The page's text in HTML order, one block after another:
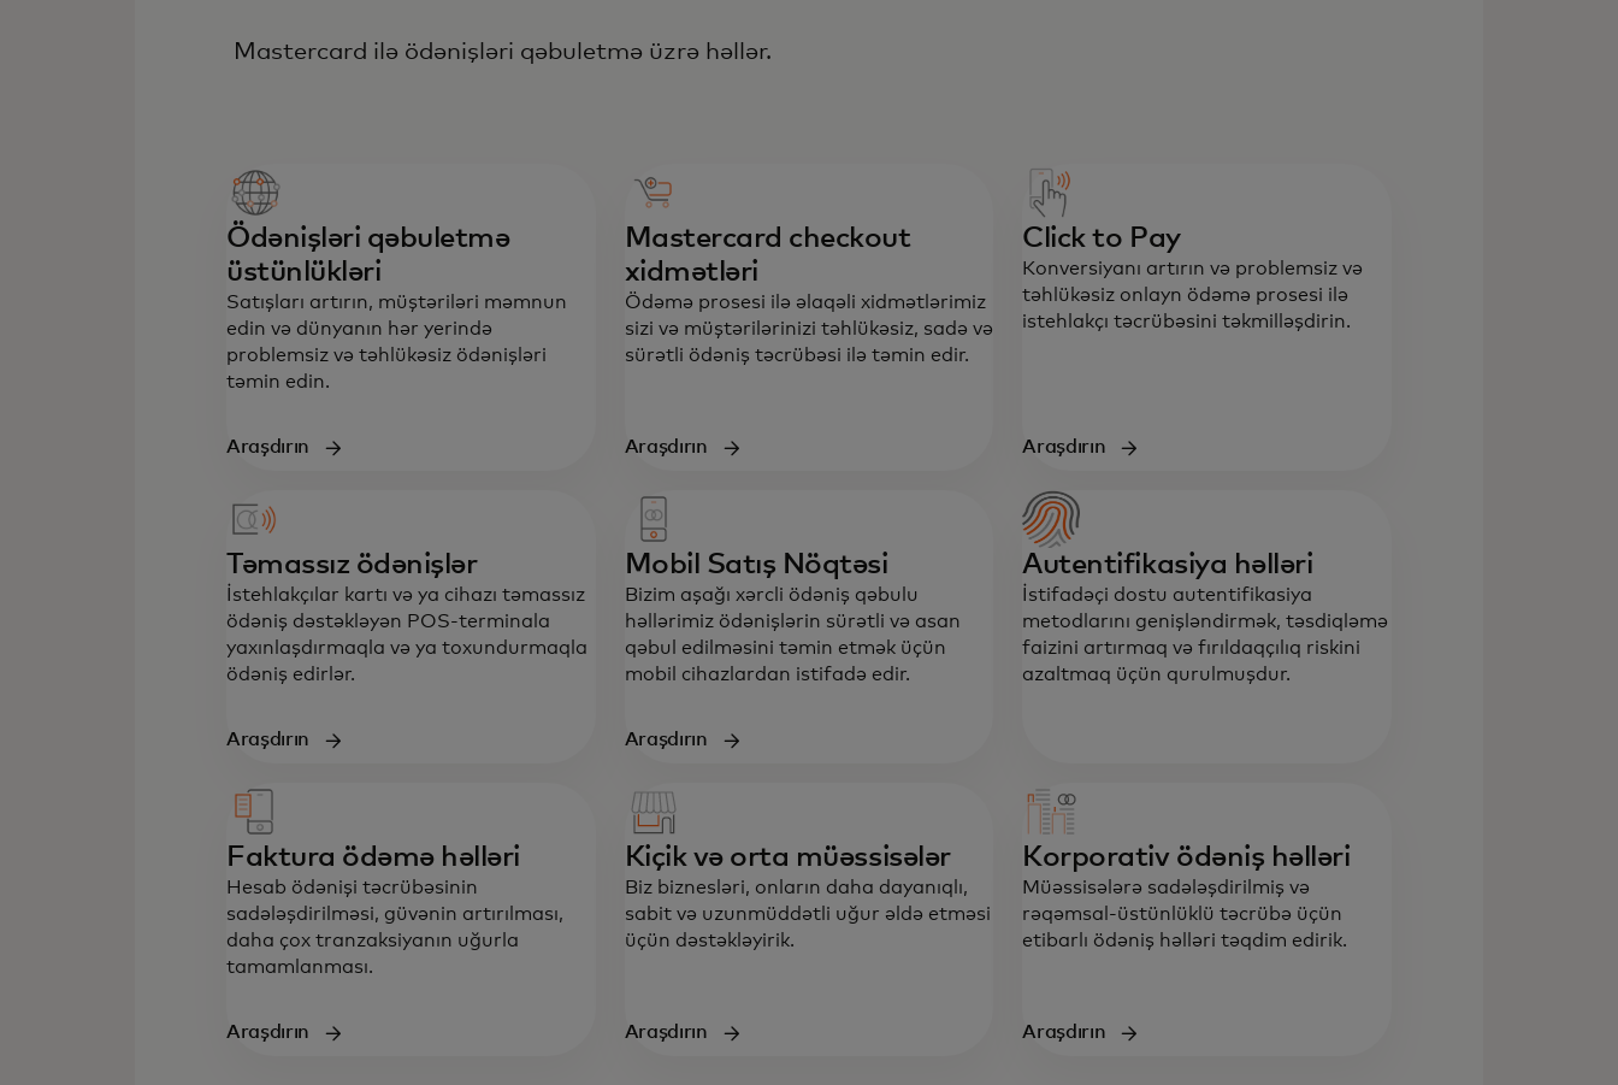
Mastercard ilə ödənişləri qəbuletmə üzrə həllər.
Ödənişləri qəbuletmə
üstünlükləri
Satışları artırın, müştəriləri məmnun
edin və dünyanın hər yerində
problemsiz və təhlükəsiz ödənişləri
təmin edin.
Araşdırın
Mastercard checkout
xidmətləri
Ödəmə prosesi ilə əlaqəli xidmətlərimiz
sizi və müştərilərinizi təhlükəsiz, sadə və
sürətli ödəniş təcrübəsi ilə təmin edir.
Araşdırın
Click to Pay
Konversiyanı artırın və problemsiz və
təhlükəsiz onlayn ödəmə prosesi ilə
istehlakçı təcrübəsini təkmilləşdirin.
Araşdırın
Təmassız ödənişlər
İstehlakçılar kartı və ya cihazı təmassız
ödəniş dəstəkləyən POS-terminala
yaxınlaşdırmaqla və ya toxundurmaqla
ödəniş edirlər.
Araşdırın
Mobil Satış Nöqtəsi
Bizim aşağı xərcli ödəniş qəbulu
həllərimiz ödənişlərin sürətli və asan
qəbul edilməsini təmin etmək üçün
mobil cihazlardan istifadə edir.
Araşdırın
Autentifikasiya həlləri
İstifadəçi dostu autentifikasiya
metodlarını genişləndirmək, təsdiqləmə
faizini artırmaq və fırıldaqçılıq riskini
azaltmaq üçün qurulmuşdur.
Faktura ödəmə həlləri
Hesab ödənişi təcrübəsinin
sadələşdirilməsi, güvənin artırılması,
daha çox tranzaksiyanın uğurla
tamamlanması.
Araşdırın
Kiçik və orta müəssisələr
Biz biznesləri, onların daha dayanıqlı,
sabit və uzunmüddətli uğur əldə etməsi
üçün dəstəkləyirik.
Araşdırın
Korporativ ödəniş həlləri
Müəssisələrə sadələşdirilmiş və
rəqəmsal-üstünlüklü təcrübə üçün
etibarlı ödəniş həlləri təqdim edirik.
Araşdırın